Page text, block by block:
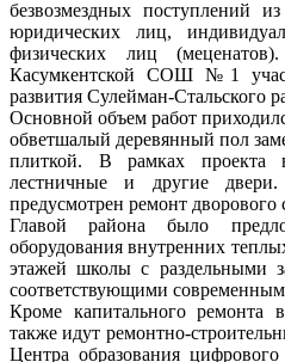
безвозмездных поступлений
юридических лиц,
физических лиц
Касумкентской СОШ №1
развития Сулейман-Стальского
Основной объем работ
обветшалый деревянный пол
плиткой. В рамках проекта
лестничные и другие
предусмотрен ремонт дворового
Главой района было
оборудования внутренних
этажей школы с раздельными
соответствующими
Кроме капитального
также идут ремонтно-
Центра образования